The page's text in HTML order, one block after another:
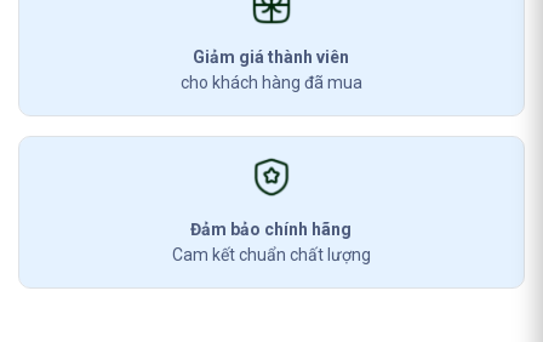
Giảm giá thành viên
cho khách hàng đã mua
Đảm bảo chính hãng
Cam kết chuẩn chất lượng